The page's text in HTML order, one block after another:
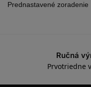
Ručná
Prvotriedne